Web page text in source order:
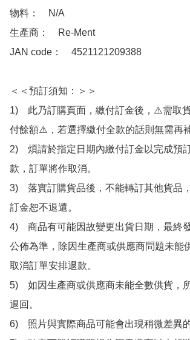
物料：　N/A
生產商：　Re-Ment
JAN code：　4521121209388
＜＜預訂須知：＞＞
1)　此乃訂購頁面，繳付訂金後，⚠️需取
付餘額⚠️，若選擇繳付全款的話則無需再補
2)　煩請於指定日期內繳付訂金以完成預
款，訂單將作取消。
3)　落實訂購貨品後，不能轉訂其他貨品
訂金恕不退還。
4)　商品有可能因故變更出貨日期，最終
公佈為準，除因生產商或供應商問題未能
取消訂單安排退款。
5)　如因生產商或供應商未能全數供貨，
退回。
6)　照片與實際商品可能會出現稍微差異